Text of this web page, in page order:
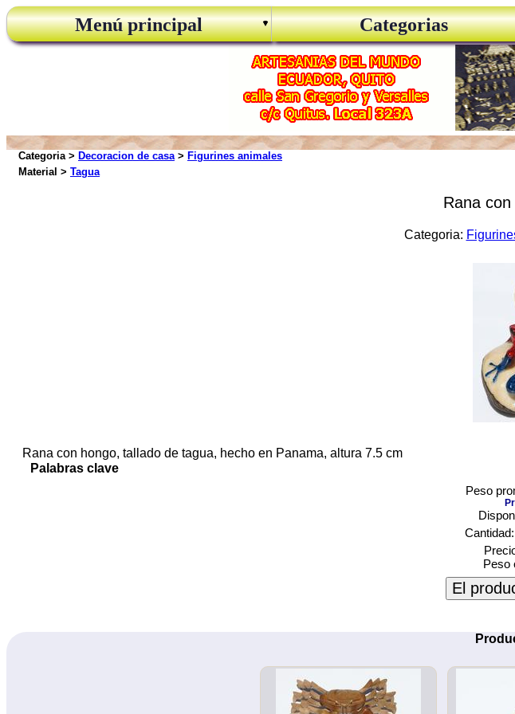
Menú principal Categorias
Categoria > Decoracion de casa> Figurines animales
Material > Tagua
Rana
Categoria:
Rana con hongo, tallado de tagua, hecho en Panama, altura 7.5 cm
Palabras clave
Peso
Cantidad:
Peso
El